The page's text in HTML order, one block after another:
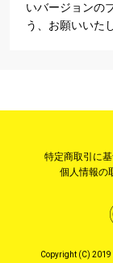
いバージョンの
う、お願いいた
特定商取引に
個人情報の
Copyright (C) 2019